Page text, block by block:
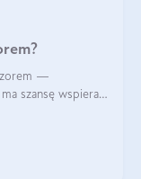
—
szansę wspierać